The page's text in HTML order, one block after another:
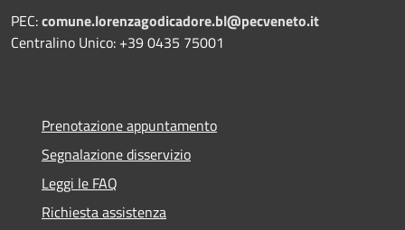
PEC:comune.lorenzagodicadore.bl@pecveneto.it
Centralino Unico: +39 0435 75001
Prenotazione appuntamento
Segnalazione disservizio
Leggi le FAQ
Richiesta assistenza